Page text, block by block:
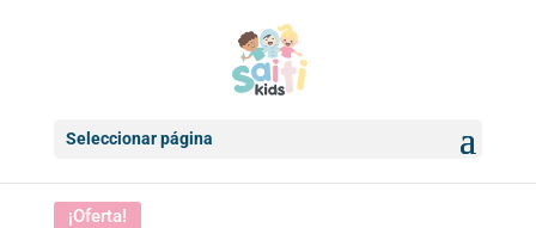
Seleccionar página
¡Oferta!